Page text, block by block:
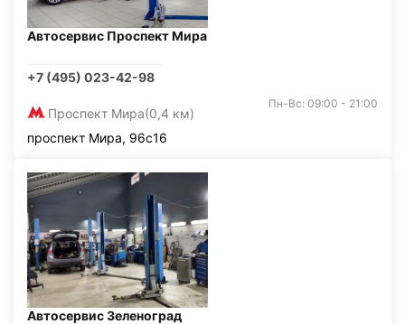
Автосервис Проспект Мира
+7 (495) 023-42-98
Проспект Мира(0,4 км)
Пн-Вс: 09:00 - 21:00
проспект Мира, 96с16
Автосервис Зеленоград